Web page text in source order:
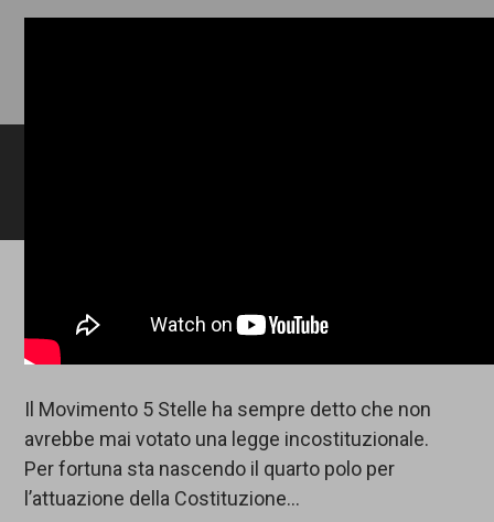
Il Movimento 5 Stelle ha sempre detto che non
avrebbe mai votato una legge incostituzionale.
Per fortuna sta nascendo il quarto polo per
l’attuazione della Costituzione…